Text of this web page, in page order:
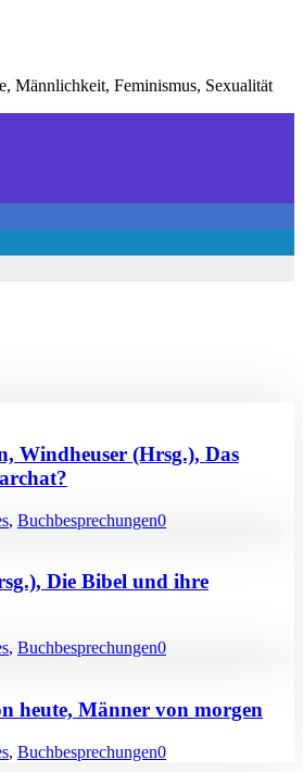
Männlichkeit, Feminismus, Sexualität
Windheuser (Hrsg.), Das
, Buchbesprechungen0
Die Bibel und ihre
, Buchbesprechungen0
heute, Männer von morgen
, Buchbesprechungen0